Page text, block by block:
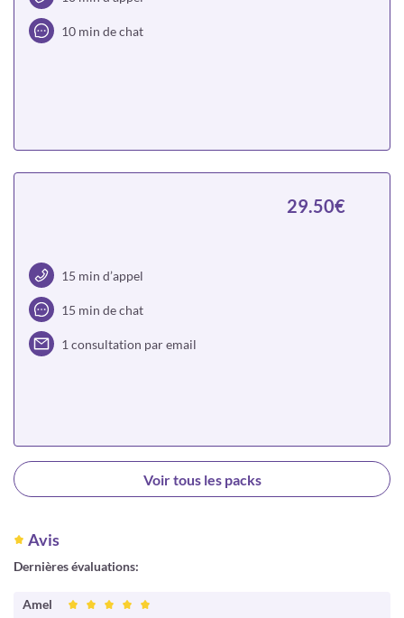
10 min de chat
15 min d’appel
15 min de chat
1 consultation par email
29.50€
Choisir
Voir tous les packs
Avis
Dernières évaluations:
Amel